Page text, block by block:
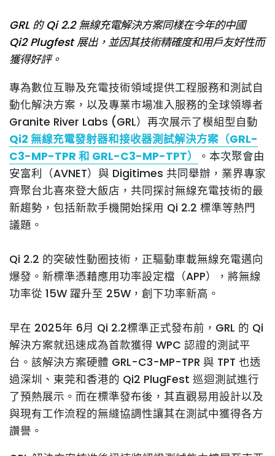
GRL 的 Qi 2.2 無線充電解決方案同樣在今年的中國
Qi2 Plugfest 展出，並因其技術精確度和用戶友好性而
獲得好評。
專為數位互聯及充電技術領域提供工程服務和測試自
動化解決方案 ，以及專業市場准入服務的全球領導者
Granite River Labs (GRL） 再次展示了模組型自動
Qi2 無線充電發射器和接收器測試解決方案（GRL-
C3-MP-TPR 和 GRL-C3-MP-TPT）
。本次聚會由
安富利（AVNET）與 Digitimes 共同舉辦，業界專家
齊聚台北喜來登大飯店，共同探討無線充電技術的最
新趨勢，包括新款手機開始採用 Qi 2.2 標準等熱門
議題。
Qi 2.2 的突破性動圈技術，正驅動車載無線充電邁向
爆發。新標準憑藉應用功率設定檔（APP），將無線
功率從 15W 躍升至 25W，創下功率新高。
早在 2025年 6月 Qi 2.2標準正式發布前，GRL 的 Qi
解決方案就迅速成為首款獲得 WPC 認證的測試平
台。該解決方案硬體 GRL-C3-MP-TPR 與 TPT 也透
過深圳、東莞和香港的 Qi2 PlugFest 巡迴測試進行
了預熱展示。而在標準發布後，其直觀易用設計以及
與現有工作流程的無縫協調性讓其在測試中獲得各方
讚譽。